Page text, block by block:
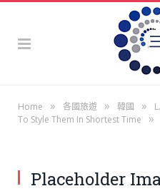
Home » 各國旅遊 » 韓國 »
To Style Them In Shortest Time
»
Placeholder